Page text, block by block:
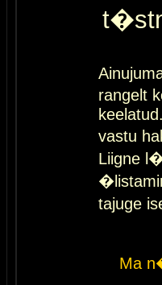
rangelt
vastu
Liigne
tajuge
Ma